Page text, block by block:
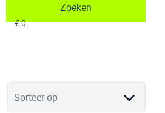
Zoeken
Sorteer op